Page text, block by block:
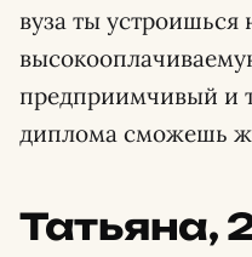
вуза ты
предприимчивый и
диплома сможешь
Татьяна,